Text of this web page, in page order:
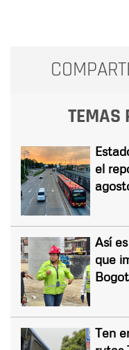
TEMAS
el
Así
que
Ten